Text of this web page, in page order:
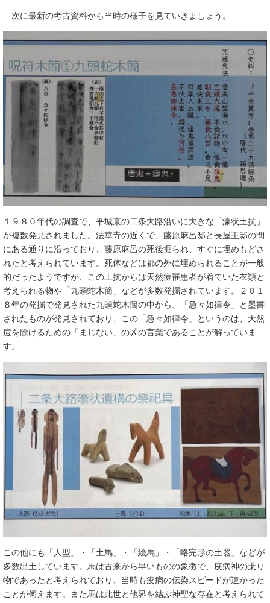
次に最新の考古資料から当時の様子を見ていきましょう。
１９８０年代の調査で、平城京の二条大路沿いに大きな「濠状土抗」
が複数発見されました。法華寺の近くで、藤原麻呂邸と長屋王邸の間
にある通りに沿っており、藤原麻呂の死後掘られ、すぐに埋めもどさ
れたと考えられています。死体などは都の外に埋められることが一般
的だったようですが、この土抗からは天然痘罹患者が着ていた衣類と
考えられる物や「九頭蛇木簡」などが多数発掘されています。２０１
８年の発掘で発見された九頭蛇木簡の中から、「急々如律令」と墨書
されたものが発見されており、この「急々如律令」というのは、天然
痘を除けるための「まじない」の〆の言葉であることが解っていま
す。
この他にも「人型」・「土馬」・「絵馬」・「略完形の土器」などが
多数出土しています。馬は古来から早いものの象徴で、疫病神の乗り
物であったと考えられており、当時も疫病の伝染スピードが速かった
ことが伺えます。また馬は此世と他界を結ぶ神聖な存在と考えられて